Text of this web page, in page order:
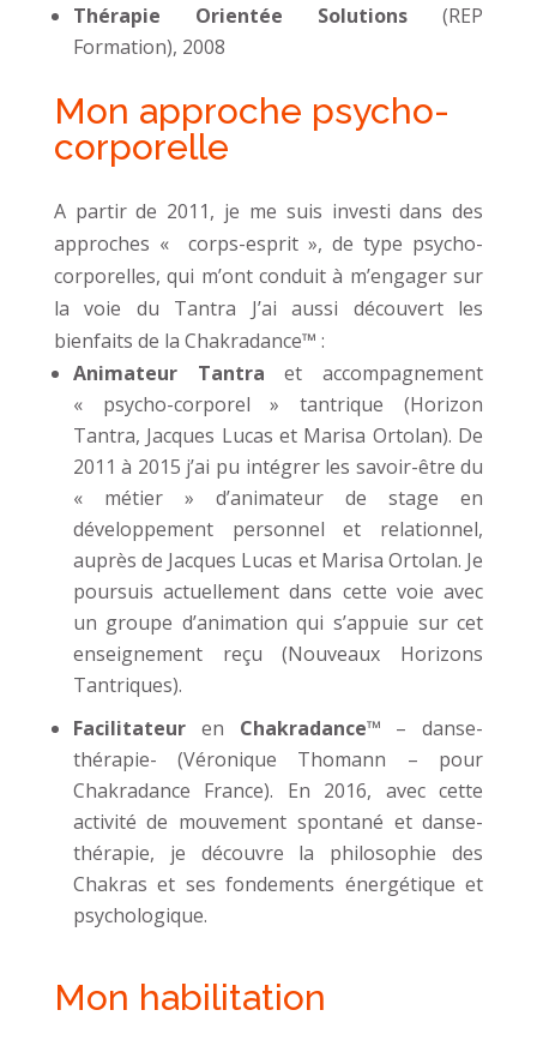
Thérapie Orientée Solutions (REP
Formation), 2008
Mon approche psycho-
corporelle
A partir de 2011, je me suis investi dans des
approches « corps-esprit », de type psycho-
corporelles, qui m’ont conduit à m’engager sur
la voie du Tantra J’ai aussi découvert les
bienfaits de la Chakradance™ :
Animateur Tantra et accompagnement
« psycho-corporel » tantrique (Horizon
Tantra, Jacques Lucas et Marisa Ortolan). De
2011 à 2015 j’ai pu intégrer les savoir-être du
« métier » d’animateur de stage en
développement personnel et relationnel,
auprès de Jacques Lucas et Marisa Ortolan. Je
poursuis actuellement dans cette voie avec
un groupe d’animation qui s’appuie sur cet
enseignement reçu (Nouveaux Horizons
Tantriques).
Facilitateuren Chakradance™ – danse-
thérapie- (Véronique Thomann – pour
Chakradance France). En 2016, avec cette
activité de mouvement spontané et danse-
thérapie, je découvre la philosophie des
Chakras et ses fondements énergétique et
psychologique.
Mon habilitation